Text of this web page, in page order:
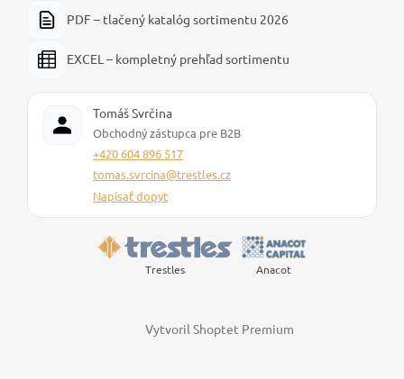
PDF – tlačený katalóg sortimentu 2026
EXCEL – kompletný prehľad sortimentu
Tomáš Svrčina
Obchodný zástupca pre B2B
+420 604 896 517
tomas.svrcina@trestles.cz
Napísať dopyt
Trestles Anacot
Vytvoril Shoptet Premium